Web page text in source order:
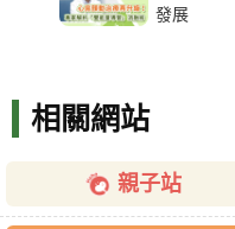
發展
相關網站
親子站